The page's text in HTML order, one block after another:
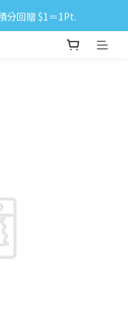
運費 ‼
分回贈 $1＝1Pt.
費 ‼